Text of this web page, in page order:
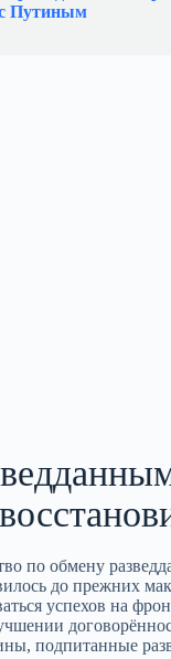
Путиным
по обмену
до прежних
успехов на
подпитанные